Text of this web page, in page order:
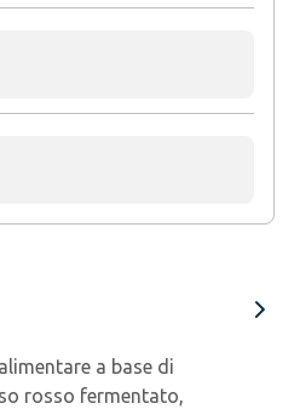
a base di
rosso fermentato,